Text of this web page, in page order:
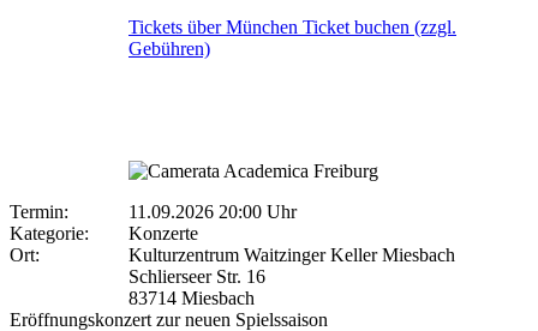
Tickets über München Ticket buchen (zzgl.
Gebühren)
Termin:
11.09.2026 20:00 Uhr
Kategorie:
Konzerte
Ort:
Kulturzentrum Waitzinger Keller Miesbach
Schlierseer Str. 16
83714 Miesbach
Eröffnungskonzert zur neuen Spielssaison